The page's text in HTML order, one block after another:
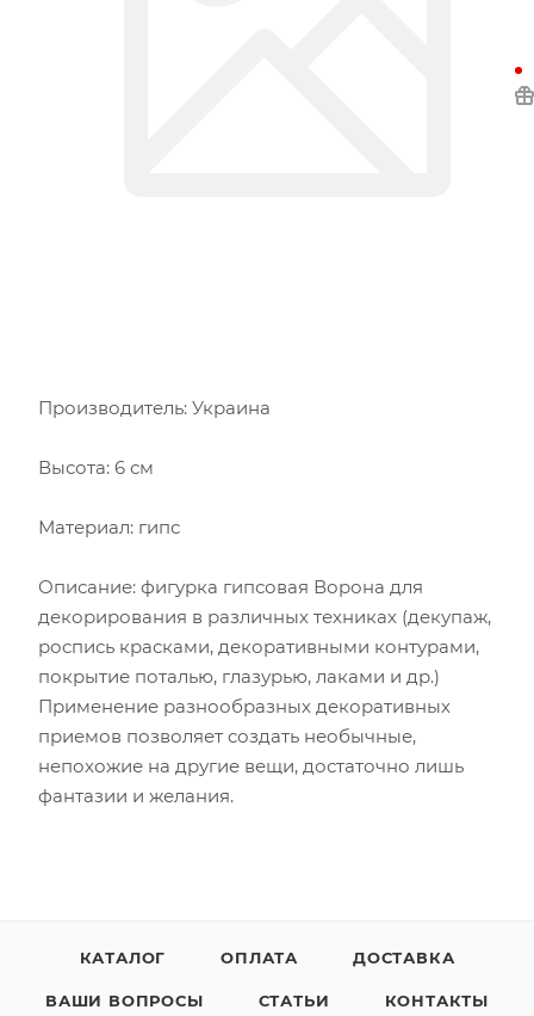
Производитель: Украина
Высота: 6 см
Материал: гипс
Описание: фигурка гипсовая Ворона для
декорирования в различных техниках (декупаж,
роспись красками, декоративными контурами,
покрытие поталью, глазурью, лаками и др.)
Применение разнообразных декоративных
приемов позволяет создать необычные,
непохожие на другие вещи, достаточно лишь
фантазии и желания.
КАТАЛОГ ОПЛАТА ДОСТАВКА
ВАШИ ВОПРОСЫ СТАТЬИ КОНТАКТЫ